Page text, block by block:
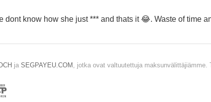
dont know how she just *** and thats it 😂. Waste of time
ja SEGPAYEU.COM , jotka ovat valtuutettuja maksunvälittäjiämme.